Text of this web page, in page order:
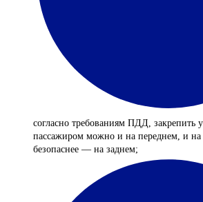
согласно требованиям ПДД, закрепить
пассажиром можно и на переднем, и на
безопаснее — на заднем;